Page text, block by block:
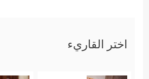
اختر القاريء